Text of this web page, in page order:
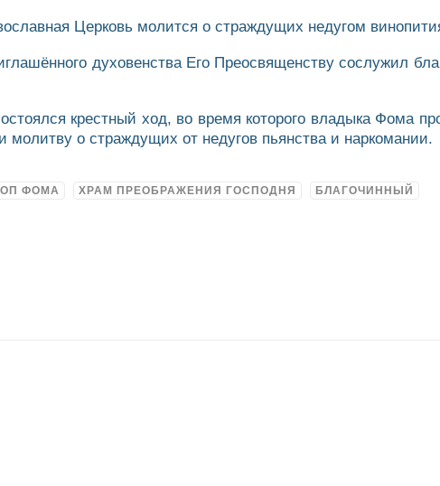
Церковь молится о страждущих недугом
духовенства Его Преосвященству сослужил
крестный ход, во время которого владыка Фома
молитву о страждущих от недугов пьянства и наркомании.
ФОМА ХРАМ ПРЕОБРАЖЕНИЯ ГОСПОДНЯ БЛАГОЧИННЫЙ